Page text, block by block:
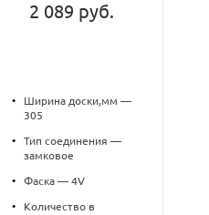
2 089 руб.
•
Ширина доски,мм —
305
•
Тип соединения —
замковое
• Фаска — 4V
•
Количество в